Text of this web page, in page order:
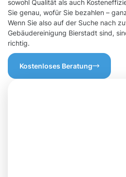
sowohl Qualität als auch
Sie genau, wofür Sie bezahlen –
Wenn Sie also auf der Suche nach
Gebäudereinigung Bierstadt sind,
richtig.
Kostenloses Beratung